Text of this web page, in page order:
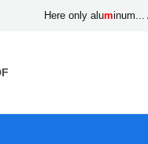
Here only aluminum...